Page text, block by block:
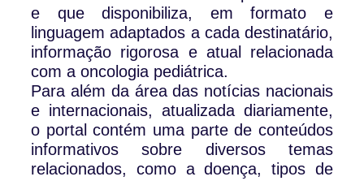
e que disponibiliza, em formato e
linguagem adaptados a cada destinatário,
informação rigorosa e atual relacionada
com a oncologia pediátrica.
Para além da área das notícias nacionais
e internacionais, atualizada diariamente,
o portal contém uma parte de conteúdos
informativos sobre diversos temas
relacionados, como a doença, tipos de